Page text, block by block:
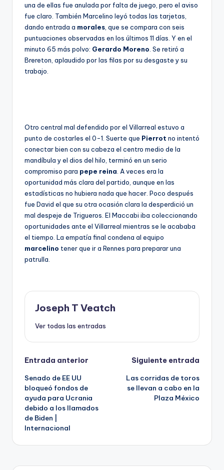
una de ellas fue anulada por falta de juego, pero el aviso
fue claro. También Marcelino leyó todas las tarjetas,
dando entrada a morales , que se compara con seis
puntuaciones observadas en los últimos 11 días. Y en el
minuto 65 más polvo: Gerardo Moreno . Se retiró a
Brereton, aplaudido por las filas por su desgaste y su
trabajo.
Otro central mal defendido por el Villarreal estuvo a
punto de costarles el 0-1. Suerte que Pierrot no intentó
conectar bien con su cabeza el centro medio de la
mandíbula y el dios del hilo, terminó en un serio
compromiso para pepe reina . A veces era la
oportunidad más clara del partido, aunque en las
estadísticas no hubiera nada que hacer. Poco después
fue David el que su otra ocasión clara la desperdició un
mal despeje de Trigueros. El Maccabi iba coleccionando
oportunidades ante el Villarreal mientras se le acababa
el tiempo. La empatía final condena al equipo
marcelino tener que ir a Rennes para preparar una
patrulla.
Joseph T Veatch
Ver todas las entradas
Navegación
de
entradas
Entrada anterior
Senado de EE UU
bloqueó fondos de
ayuda para Ucrania
debido a los llamados
de Biden |
Internacional
Siguiente entrada
Las corridas de toros
se llevan a cabo en la
Plaza México